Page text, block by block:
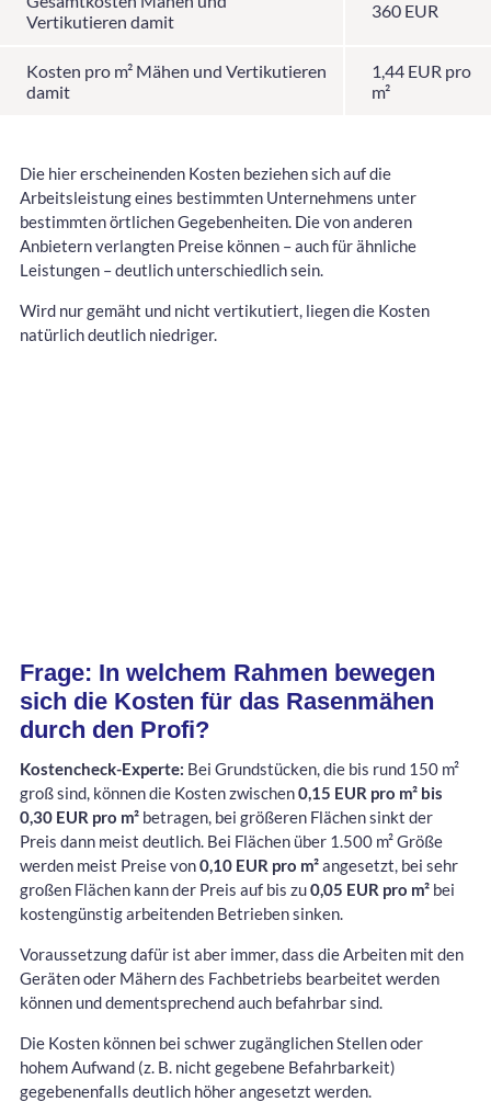
Vertikutieren damit
360 EUR
Kosten pro m² Mähen und Vertikutieren
damit
1,44 EUR pro
m²
Die hier erscheinenden Kosten beziehen sich auf die
Arbeitsleistung eines bestimmten Unternehmens unter
bestimmten örtlichen Gegebenheiten. Die von anderen
Anbietern verlangten Preise können – auch für ähnliche
Leistungen – deutlich unterschiedlich sein.
Wird nur gemäht und nicht vertikutiert, liegen die Kosten
natürlich deutlich niedriger.
Frage: In welchem Rahmen bewegen
sich die Kosten für das Rasenmähen
durch den Profi?
Kostencheck-Experte: Bei Grundstücken, die bis rund 150 m²
groß sind, können die Kosten zwischen0,15 EUR pro m² bis
0,30 EUR pro m² betragen, bei größeren Flächen sinkt der
Preis dann meist deutlich. Bei Flächen über 1.500 m² Größe
werden meist Preise von0,10 EUR pro m²angesetzt, bei sehr
großen Flächen kann der Preis auf bis zu0,05 EUR pro m² bei
kostengünstig arbeitenden Betrieben sinken.
Voraussetzung dafür ist aber immer, dass die Arbeiten mit den
Geräten oder Mähern des Fachbetriebs bearbeitet werden
können und dementsprechend auch befahrbar sind.
Die Kosten können bei schwer zugänglichen Stellen oder
hohem Aufwand (z. B. nicht gegebene Befahrbarkeit)
gegebenenfalls deutlich höher angesetzt werden.